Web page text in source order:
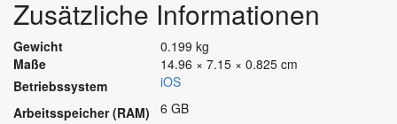
Zusätzliche Informationen
Gewicht
0.199 kg
Maße
14.96 × 7.15 × 0.825 cm
Betriebssystem
iOS
Arbeitsspeicher (RAM)
6 GB